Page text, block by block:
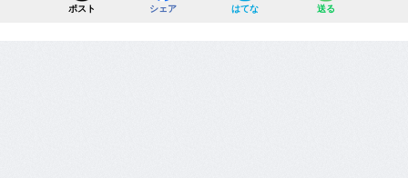
ポスト シェア はてな 送る